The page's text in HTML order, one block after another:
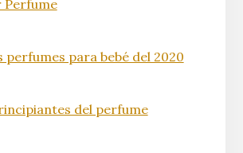
Perfume
perfumes para bebé del 2020
del perfume